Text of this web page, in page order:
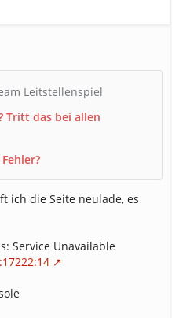
Leitstellenspiel
Tritt das bei allen
ich die Seite neulade, es
Service Unavailable